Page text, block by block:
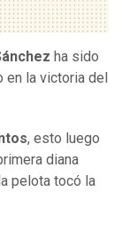
ha sido
la victoria del
, esto luego
diana
pelota tocó la